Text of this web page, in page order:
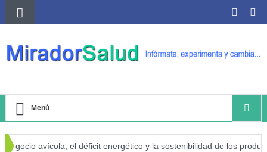
Menú
avícola, el déficit energético y la sostenibilidad de los